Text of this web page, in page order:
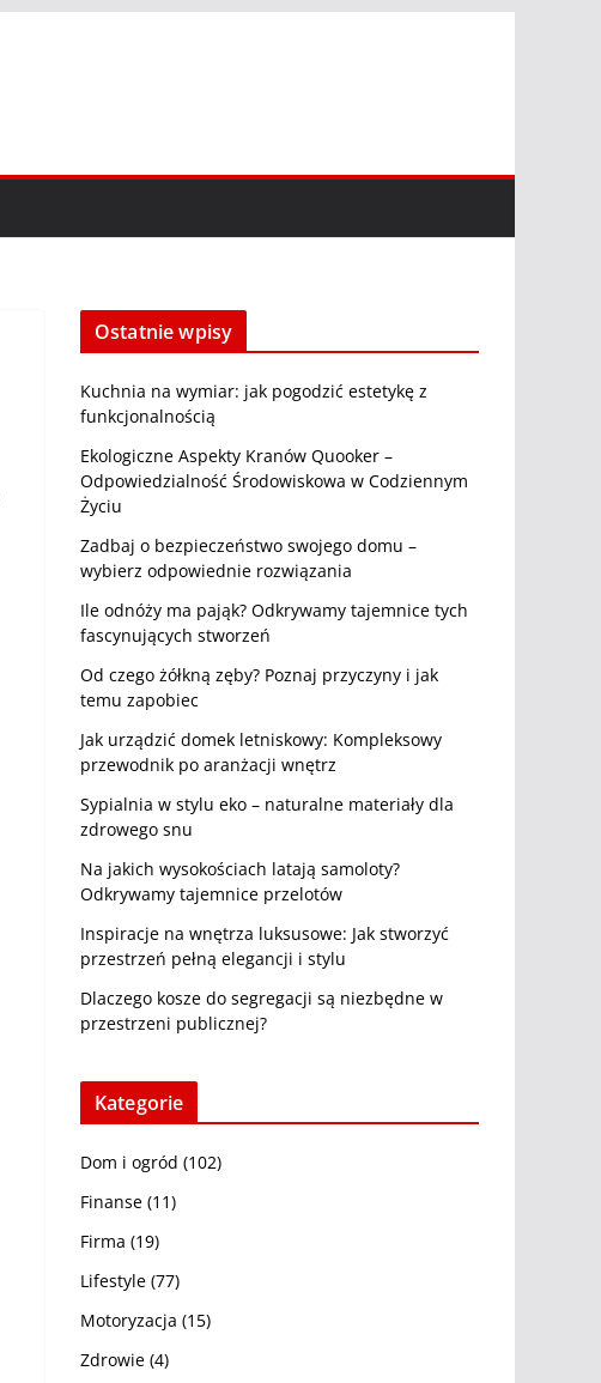
Ostatnie wpisy
Kuchnia na wymiar: jak pogodzić estetykę z
funkcjonalnością
Ekologiczne Aspekty Kranów Quooker –
Odpowiedzialność Środowiskowa w Codziennym
Życiu
Zadbaj o bezpieczeństwo swojego domu –
wybierz odpowiednie rozwiązania
Ile odnóży ma pająk? Odkrywamy tajemnice tych
fascynujących stworzeń
Od czego żółkną zęby? Poznaj przyczyny i jak
temu zapobiec
Jak urządzić domek letniskowy: Kompleksowy
przewodnik po aranżacji wnętrz
Sypialnia w stylu eko – naturalne materiały dla
zdrowego snu
Na jakich wysokościach latają samoloty?
Odkrywamy tajemnice przelotów
Inspiracje na wnętrza luksusowe: Jak stworzyć
przestrzeń pełną elegancji i stylu
Dlaczego kosze do segregacji są niezbędne w
przestrzeni publicznej?
Kategorie
Dom i ogród (102)
Finanse (11)
Firma (19)
Lifestyle (77)
Motoryzacja (15)
Zdrowie (4)